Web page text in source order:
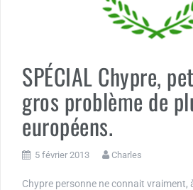
SPÉCIAL Chypre,
gros problème de
européens.
5 février 2013 Charles
Chypre personne ne connait vraiment,